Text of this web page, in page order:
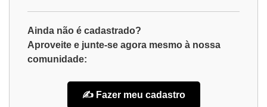
Ainda não é cadastrado?
Aproveite e junte-se agora mesmo à nossa
comunidade:
✍️ Fazer meu cadastro